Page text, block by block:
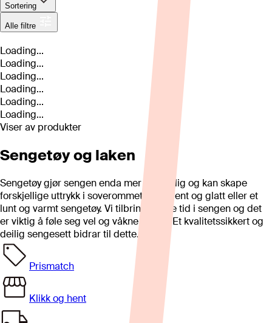
Sortering
Alle filtre
Loading...
Loading...
Loading...
Loading...
Loading...
Loading...
Viserav produkter
Sengetøy og laken
Sengetøy gjør sengen enda mer personlig og kan skape
forskjellige uttrykk i soverommet, et stilrent og glatt eller et
lunt og varmt sengetøy. Vi tilbringer mye tid i sengen og det
er viktig å føle seg vel og våkne uthvilt. Et kvalitetssikkert og
deilig sengesett bidrar til dette.
Prismatch
Klikk og hent